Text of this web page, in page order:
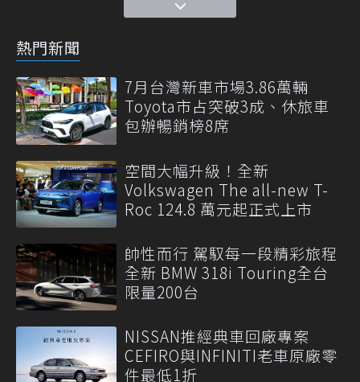
熱門新聞
7月台灣新車市場3.86萬輛
Toyota市占突破3成、休旅車
包辦暢銷榜8席
空間大幅升級！全新
Volkswagen The all-new T-
Roc 124.8 萬元起正式上市
帥性而行 駕馭每一段精彩旅程
全新 BMW 318i Touring全台
限量200台
NISSAN推經典車回廠專案
CEFIRO與INFINITI老車原廠零
件最低1折